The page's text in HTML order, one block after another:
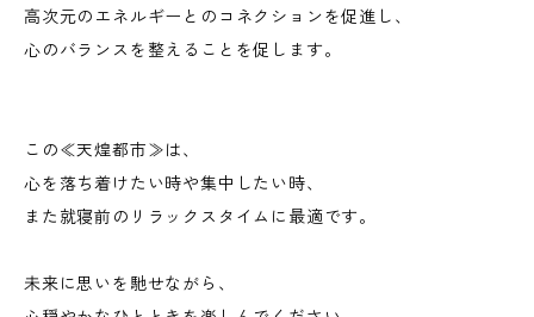
高次元のエネルギーとのコネクションを促進し、
心のバランスを整えることを促します。
この≪天煌都市≫は、
心を落ち着けたい時や集中したい時、
また就寝前のリラックスタイムに最適です。
未来に思いを馳せながら、